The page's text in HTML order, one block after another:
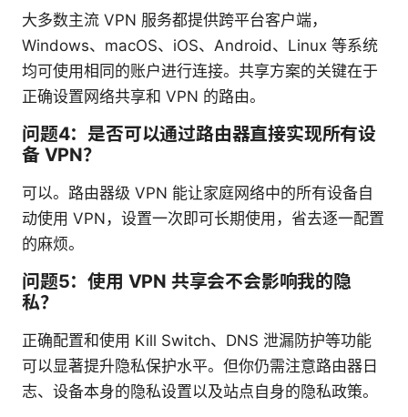
大多数主流 VPN 服务都提供跨平台客户端，
Windows、macOS、iOS、Android、Linux 等系统
均可使用相同的账户进行连接。共享方案的关键在于
正确设置网络共享和 VPN 的路由。
问题4：是否可以通过路由器直接实现所有设
备 VPN？
可以。路由器级 VPN 能让家庭网络中的所有设备自
动使用 VPN，设置一次即可长期使用，省去逐一配置
的麻烦。
问题5：使用 VPN 共享会不会影响我的隐
私？
正确配置和使用 Kill Switch、DNS 泄漏防护等功能
可以显著提升隐私保护水平。但你仍需注意路由器日
志、设备本身的隐私设置以及站点自身的隐私政策。